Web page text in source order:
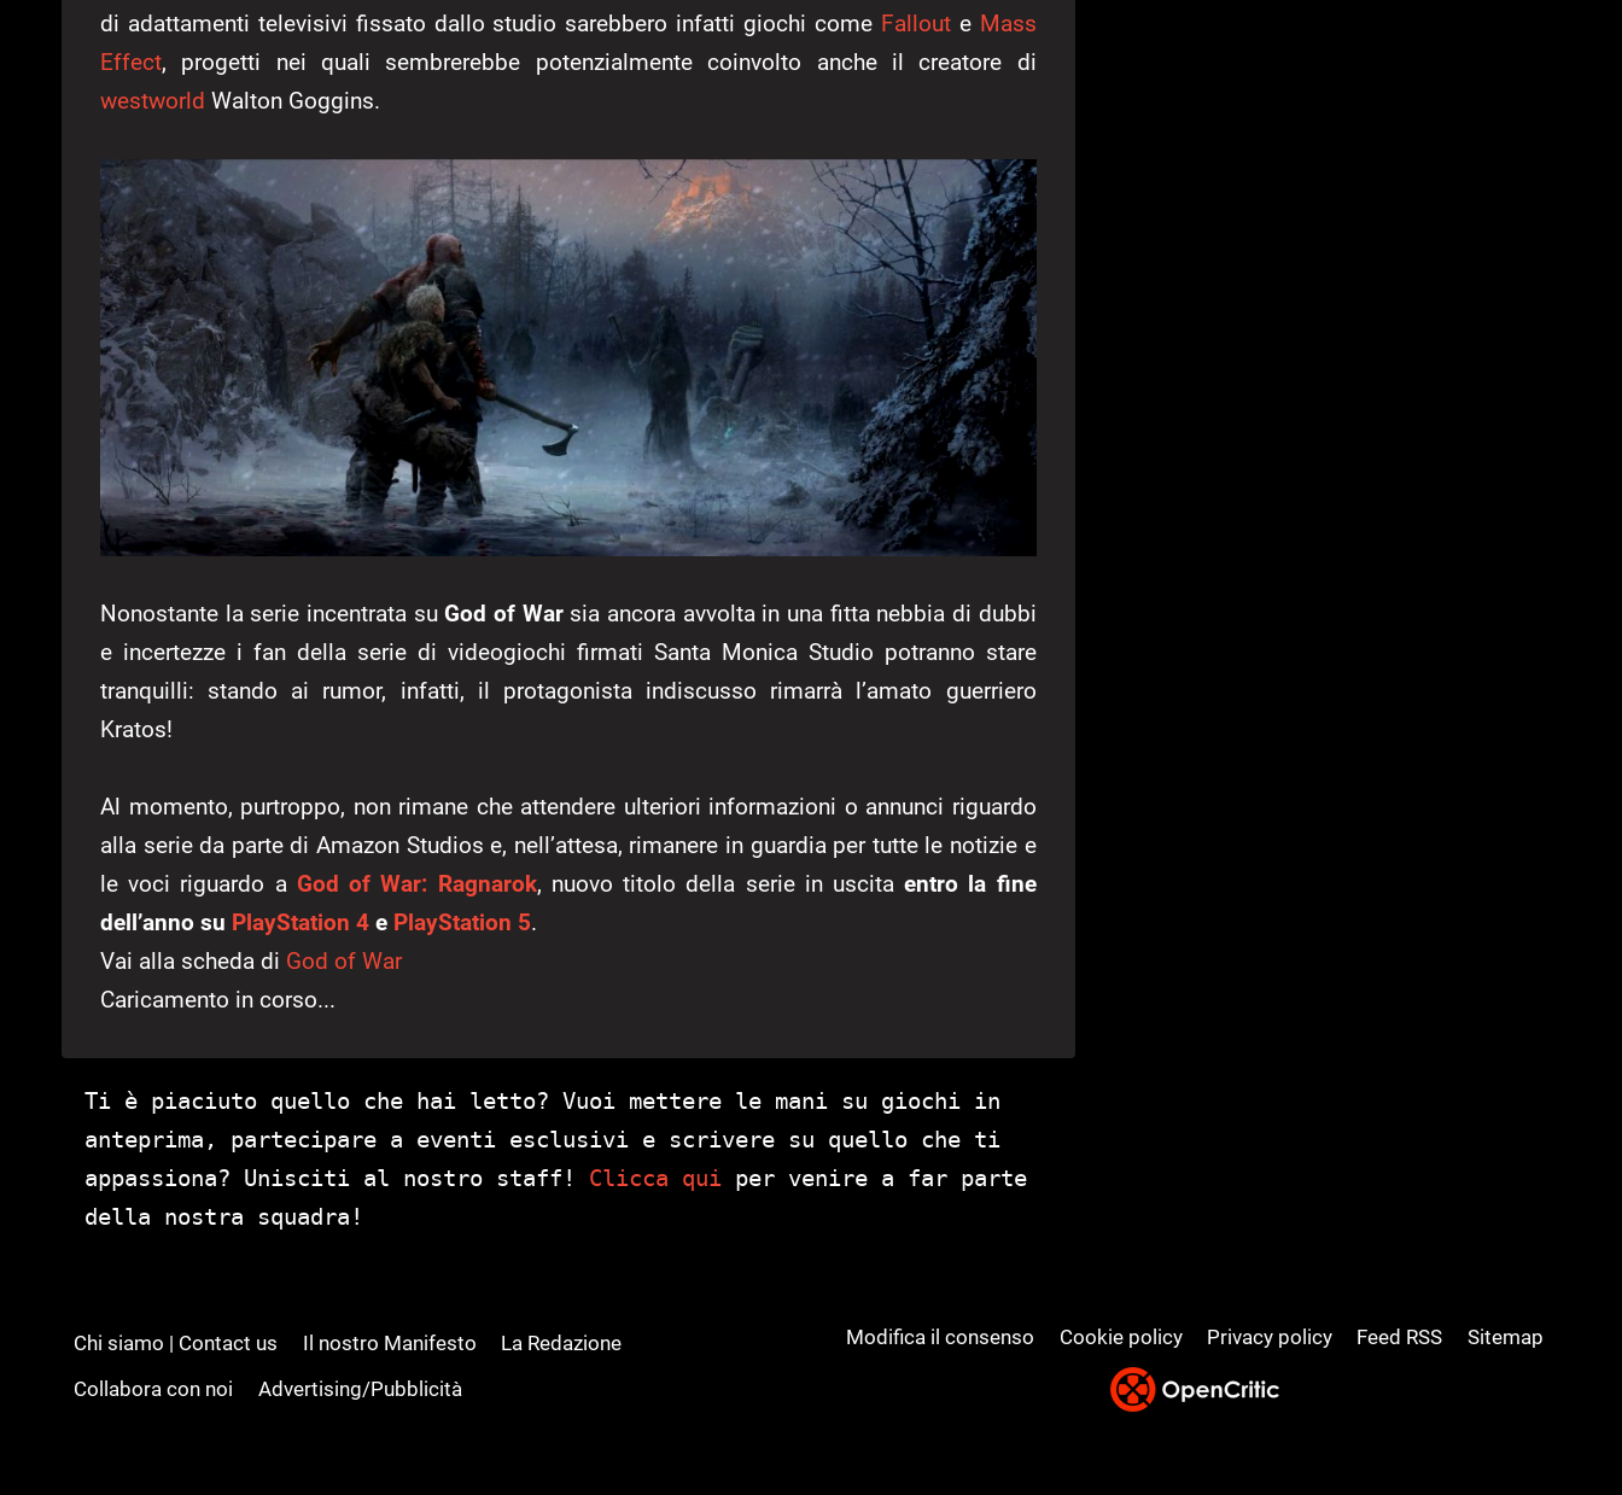
di adattamenti televisivi fissato dallo studio sarebbero infatti giochi come Falloute Mass
Effect, progetti nei quali sembrerebbe potenzialmente coinvolto anche il creatore di
westworld Walton Goggins.
Nonostante la serie incentrata suGod of Warsia ancora avvolta in una fitta nebbia di dubbi
e incertezze i fan della serie di videogiochi firmati Santa Monica Studio potranno stare
tranquilli: stando ai rumor, infatti, il protagonista indiscusso rimarrà l’amato guerriero
Kratos!
Al momento, purtroppo, non rimane che attendere ulteriori informazioni o annunci riguardo
alla serie da parte di Amazon Studios e, nell’attesa, rimanere in guardia per tutte le notizie e
le voci riguardo a God of War: Ragnarok, nuovo titolo della serie in uscitaentro la fine
dell’anno su PlayStation 4 e PlayStation 5.
Vai alla scheda di God of War
Caricamento in corso...
Ti è piaciuto quello che hai letto? Vuoi mettere le mani su giochi in
anteprima, partecipare a eventi esclusivi e scrivere su quello che ti
appassiona? Unisciti al nostro staff! Clicca qui per venire a far parte
della nostra squadra!
Chi siamo | Contact us Il nostro Manifesto
La Redazione
Collabora con noi
Advertising/Pubblicità
Modifica il consenso Cookie policy Privacy policy Feed RSS Sitemap